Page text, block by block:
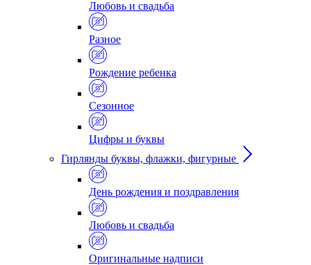
Любовь и свадьба
Разное
Рождение ребенка
Сезонное
Цифры и буквы
Гирлянды буквы, флажки, фигурные
День рождения и поздравления
Любовь и свадьба
Оригинальные надписи